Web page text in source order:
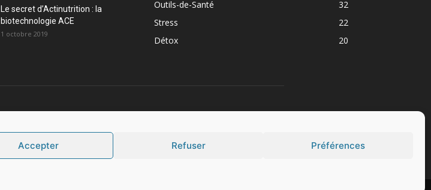
Accepter Refuser Préférences
Le secret d’Actinutrition : la
biotechnologie ACE
1 octobre 2019
Outils-de-Santé
32
Stress
22
Détox
20